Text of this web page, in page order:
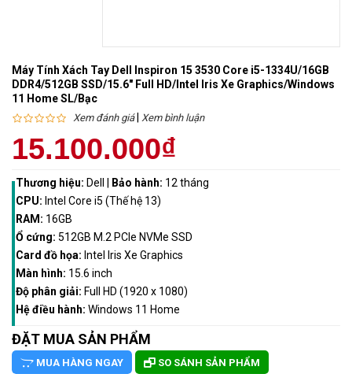
Máy Tính Xách Tay Dell Inspiron 15 3530 Core i5-1334U/16GB
DDR4/512GB SSD/15.6" Full HD/Intel Iris Xe Graphics/Windows
11 Home SL/Bạc
Xem đánh giá| Xem bình luận
15.100.000₫
Thương hiệu: Dell Bảo hành: 12 tháng
CPU: Intel Core i5 (Thế hệ 13)
RAM: 16GB
Ổ cứng: 512GB M.2 PCle NVMe SSD
Card đồ họa: Intel Iris Xe Graphics
Màn hình: 15.6 inch
Độ phân giải: Full HD (1920 x 1080)
Hệ điều hành: Windows 11 Home
ĐẶT MUA SẢN PHẨM
MUA HÀNG NGAY SO SÁNH SẢN PHẨM